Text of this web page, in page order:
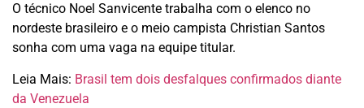
O técnico Noel Sanvicente trabalha com o elenco no
nordeste brasileiro e o meio campista Christian Santos
sonha com uma vaga na equipe titular.
Leia Mais: Brasil tem dois desfalques confirmados diante
da Venezuela